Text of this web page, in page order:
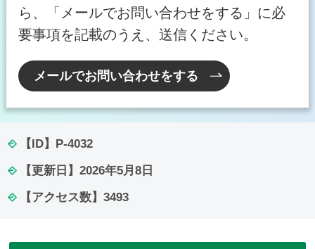
ら、「メールでお問い合わせをする」に必
要事項を記載のうえ、送信ください。
メールでお問い合わせをする
【ID】 P-4032
【更新日】 2026年5月8日
【アクセス数】 3493